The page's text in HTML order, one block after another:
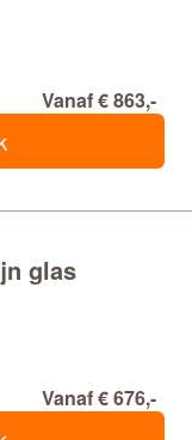
Vanaf € 863,-
glas
Vanaf € 676,-